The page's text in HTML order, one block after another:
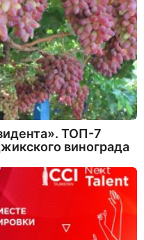
ТОП-7
винограда